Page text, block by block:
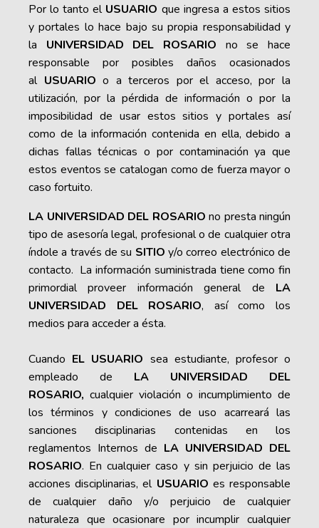
Por lo tanto el USUARIO que ingresa a estos sitios
y portales lo hace bajo su propia responsabilidad y
la UNIVERSIDAD DEL ROSARIO no se hace
responsable por posibles daños ocasionados
al USUARIO o a terceros por el acceso, por la
utilización, por la pérdida de información o por la
imposibilidad de usar estos sitios y portales así
como de la información contenida en ella, debido a
dichas fallas técnicas o por contaminación ya que
estos eventos se catalogan como de fuerza mayor o
caso fortuito.
LA UNIVERSIDAD DEL ROSARIO no presta ningún
tipo de asesoría legal, profesional o de cualquier otra
índole a través de su SITIO y/o correo electrónico de
contacto. La información suministrada tiene como fin
primordial proveer información general de LA
UNIVERSIDAD DEL ROSARIO, así como los
medios para acceder a ésta.
Cuando EL USUARIO sea estudiante, profesor o
empleado de LA UNIVERSIDAD DEL
ROSARIO, cualquier violación o incumplimiento de
los términos y condiciones de uso acarreará las
sanciones disciplinarias contenidas en los
reglamentos Internos de LA UNIVERSIDAD DEL
ROSARIO. En cualquier caso y sin perjuicio de las
acciones disciplinarias, el USUARIO es responsable
de cualquier daño y/o perjuicio de cualquier
naturaleza que ocasionare por incumplir cualquier